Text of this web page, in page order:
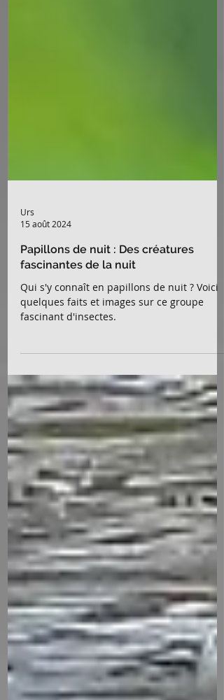
Urs
15 août 2024
Papillons de nuit : Des créatures
Qui s'y connaît en papillons de nuit ? Voici
quelques faits et images sur ce groupe
fascinant d'insectes.